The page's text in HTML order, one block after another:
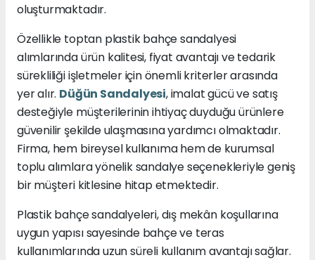
oluşturmaktadır.
Özellikle toptan plastik bahçe sandalyesi
alımlarında ürün kalitesi, fiyat avantajı ve tedarik
sürekliliği işletmeler için önemli kriterler arasında
yer alır. Düğün Sandalyesi, imalat gücü ve satış
desteğiyle müşterilerinin ihtiyaç duyduğu ürünlere
güvenilir şekilde ulaşmasına yardımcı olmaktadır.
Firma, hem bireysel kullanıma hem de kurumsal
toplu alımlara yönelik sandalye seçenekleriyle geniş
bir müşteri kitlesine hitap etmektedir.
Plastik bahçe sandalyeleri, dış mekân koşullarına
uygun yapısı sayesinde bahçe ve teras
kullanımlarında uzun süreli kullanım avantajı sağlar.